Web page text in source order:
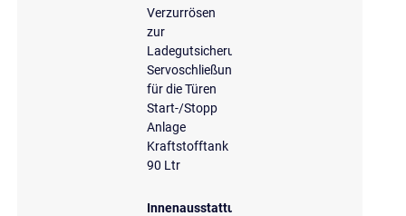
Verzurrösen
zur
Ladegutsicherung
Servoschließung
für die Türen
Start-/Stopp
Anlage
Kraftstofftank
90 Ltr
Innenausstattung